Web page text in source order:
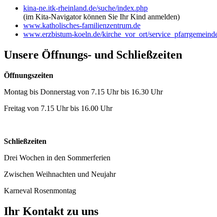
kina-ne.itk-rheinland.de/suche/index.php
(im Kita-Navigator können Sie Ihr Kind anmelden)
www.katholisches-familienzentrum.de
www.erzbistum-koeln.de/kirche_vor_ort/
Unsere Öffnungs- und Schließzeiten
Öffnungszeiten
Montag bis Donnerstag von 7.15 Uhr bis 16.30 Uhr
Freitag von 7.15 Uhr bis 16.00 Uhr
Schließzeiten
Drei Wochen in den Sommerferien
Zwischen Weihnachten und Neujahr
Karneval Rosenmontag
Ihr Kontakt zu uns